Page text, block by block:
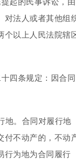
起的民事诉讼，由
对法人或者其他组
个以上人民法院辖
四条规定：因合同
地。合同对履行地
付不动产的，不动
行为地为合同履行